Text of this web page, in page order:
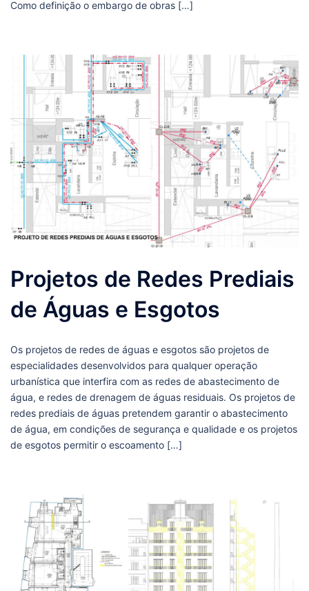
Como definição o embargo de obras […]
Projetos de Redes Prediais
de Águas e Esgotos
Os projetos de redes de águas e esgotos são projetos de
especialidades desenvolvidos para qualquer operação
urbanística que interfira com as redes de abastecimento de
água, e redes de drenagem de águas residuais. Os projetos de
redes prediais de águas pretendem garantir o abastecimento
de água, em condições de segurança e qualidade e os projetos
de esgotos permitir o escoamento […]